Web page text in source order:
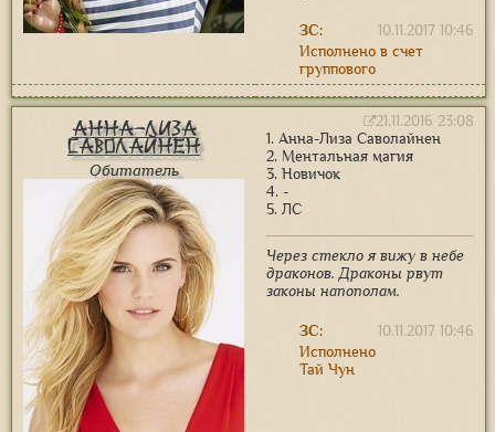
10.11.2017 10:46
ЗС:
Исполнено в счет
группового
Анна-Лиза
Саволайнен
Обитатель
21.11.2016 23:08
1. Анна-Лиза Саволайнен
2. Ментальная магия
3. Новичок
4. -
5. ЛС
Через стекло я вижу в небе
драконов. Драконы рвут
законы напополам.
10.11.2017 10:46
ЗС:
Исполнено
Тай Чун